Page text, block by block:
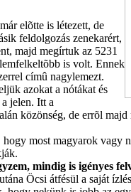
elõtte is létezett, de
feldolgozás zenekarért,
majd megírtuk az 5231
is volt. Ennek
címû nagylemezt.
azokat a nótákat és
jelen. Itt a
közönség, de errõl majd
most magyarok vagy
mindig is igényes
Öcsi átfésül a saját